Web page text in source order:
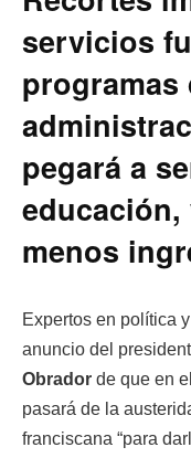
servicios
programas
pegará a
menos
Expertos en política
anuncio del
Obrador de que en
pasará de la
franciscana “para